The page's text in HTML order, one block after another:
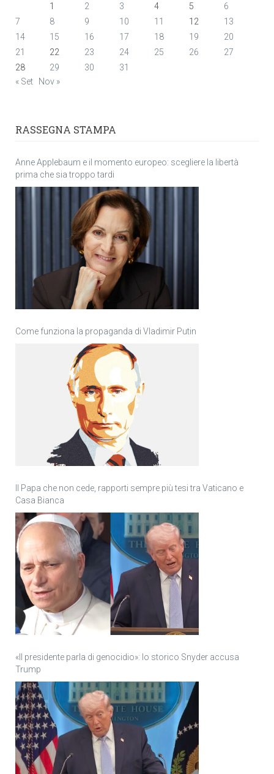
1
2 3 4 5
6
7
8 9 10 11 12
13
14
15 16 17 18 19
20
21
22 23 24 25 26
27
28
29 30
31
« Set
Nov »
RASSEGNA STAMPA
Anne Applebaum e il momento europeo: scegliere la libertà
prima che sia troppo tardi
Come funziona la propaganda di Vladimir Putin
Il Papa che non cede, rapporti sempre più tesi tra Vaticano e
Casa Bianca
«Il presidente parla di genocidio»: lo storico Snyder accusa
Trump